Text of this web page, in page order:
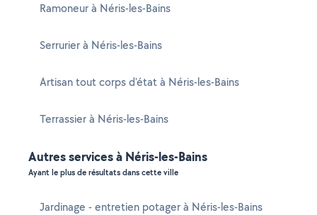
Ramoneur à Néris-les-Bains
Serrurier à Néris-les-Bains
Artisan tout corps d'état à Néris-les-Bains
Terrassier à Néris-les-Bains
Autres services à Néris-les-Bains
Ayant le plus de résultats dans cette ville
Jardinage - entretien potager à Néris-les-Bains